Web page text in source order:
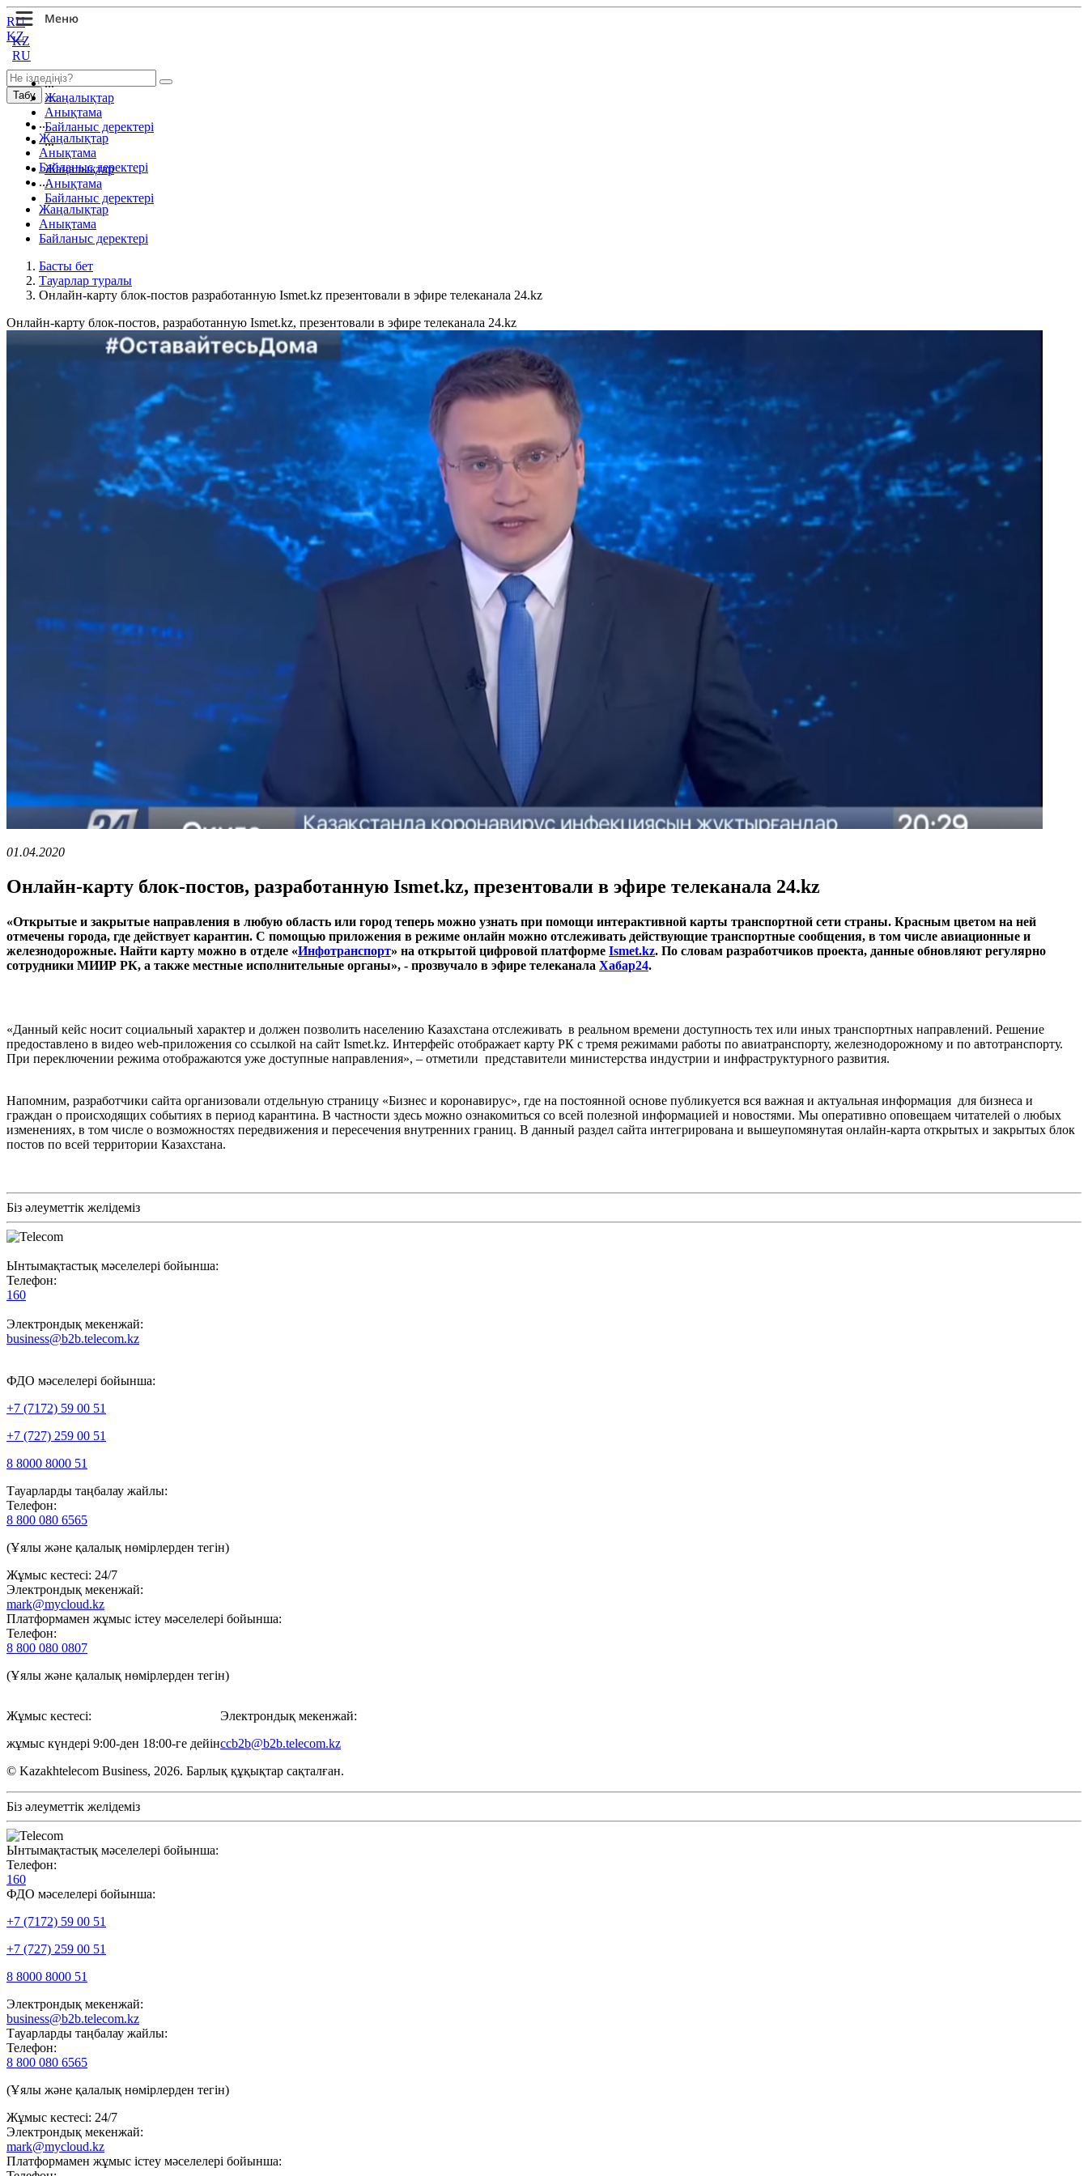
KZ
RU
...
Жаңалықтар
Анықтама
Байланыс деректері
...
Жаңалықтар
Анықтама
Байланыс деректері
RU
KZ
Табу
...
Жаңалықтар
Анықтама
Байланыс деректері
...
Жаңалықтар
Анықтама
Байланыс деректері
Басты бет
Тауарлар туралы
Онлайн-карту блок-постов разработанную Ismet.kz презентовали в эфире телеканала 24.kz
Онлайн-карту блок-постов, разработанную Ismet.kz, презентовали в эфире телеканала 24.kz
01.04.2020
Онлайн-карту блок-постов, разработанную Ismet.kz, презентовали в эфире телеканала 24.kz
«Открытые и закрытые направления в любую область или город теперь можно узнать при помощи интерактивной карты транспортной сети страны. Красным цветом на ней
отмечены города, где действует карантин. С помощью приложения в режиме онлайн можно отслеживать действующие транспортные сообщения, в том числе авиационные и
железнодорожные. Найти карту можно в отделе «Инфотранспорт» на открытой цифровой платформе Ismet.kz. По словам разработчиков проекта, данные обновляют регулярно
сотрудники МИИР РК, а также местные исполнительные органы», - прозвучало в эфире телеканала Хабар24.
«Данный кейс носит социальный характер и должен позволить населению Казахстана отслеживать в реальном времени доступность тех или иных транспортных направлений. Решение
предоставлено в видео web-приложения со ссылкой на сайт Ismet.kz. Интерфейс отображает карту РК с тремя режимами работы по авиатранспорту, железнодорожному и по автотранспорту.
При переключении режима отображаются уже доступные направления», – отметили представители министерства индустрии и инфраструктурного развития.
Напомним, разработчики сайта организовали отдельную страницу «Бизнес и коронавирус», где на постоянной основе публикуется вся важная и актуальная информация для бизнеса и
граждан о происходящих событиях в период карантина. В частности здесь можно ознакомиться со всей полезной информацией и новостями. Мы оперативно оповещаем читателей о любых
изменениях, в том числе о возможностях передвижения и пересечения внутренних границ. В данный раздел сайта интегрирована и вышеупомянутая онлайн-карта открытых и закрытых блок
постов по всей территории Казахстана.
Біз әлеуметтік желідеміз
Ынтымақтастық мәселелері бойынша:
Телефон:
160
Электрондық мекенжай:
business@b2b.telecom.kz
ФДО мәселелері бойынша:
+7 (7172) 59 00 51
+7 (727) 259 00 51
8 8000 8000 51
Тауарларды таңбалау жайлы:
Телефон:
8 800 080 6565
(Ұялы және қалалық нөмірлерден тегін)
Жұмыс кестесі: 24/7
Электрондық мекенжай:
mark@mycloud.kz
Платформамен жұмыс істеу мәселелері бойынша:
Телефон:
8 800 080 0807
(Ұялы және қалалық нөмірлерден тегін)
Жұмыс кестесі:
жұмыс күндері 9:00-ден 18:00-ге дейін
Электрондық мекенжай:
ccb2b@b2b.telecom.kz
© Kazakhtelecom Business, 2026. Барлық құқықтар сақталған.
Біз әлеуметтік желідеміз
Ынтымақтастық мәселелері бойынша:
Телефон:
160
ФДО мәселелері бойынша:
+7 (7172) 59 00 51
+7 (727) 259 00 51
8 8000 8000 51
Электрондық мекенжай:
business@b2b.telecom.kz
Тауарларды таңбалау жайлы:
Телефон:
8 800 080 6565
(Ұялы және қалалық нөмірлерден тегін)
Жұмыс кестесі: 24/7
Электрондық мекенжай:
mark@mycloud.kz
Платформамен жұмыс істеу мәселелері бойынша: